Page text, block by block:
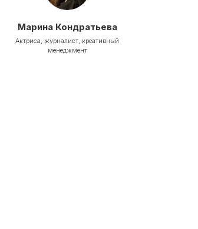
Марина Кондратьева
Актриса, журналист, креативный
менеджмент